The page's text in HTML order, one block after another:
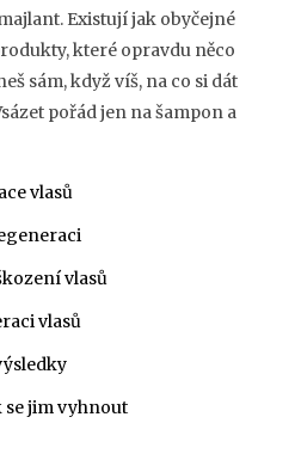
Existují jak obyčejné
které opravdu něco
sám, když víš, na co si dát
pořád jen na šampon a
vlasů
vlasů
vlasů
se jim vyhnout